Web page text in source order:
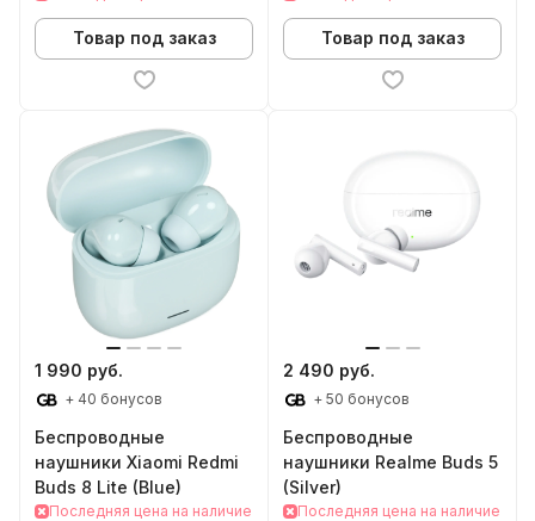
Товар под заказ Товар под заказ
1 990 руб.
+ 40 бонусов
Беспроводные
наушники Xiaomi Redmi
Buds 8 Lite (Blue)
Последняя цена на наличие
2 490 руб.
+ 50 бонусов
Беспроводные
наушники Realme Buds 5
(Silver)
Последняя цена на наличие